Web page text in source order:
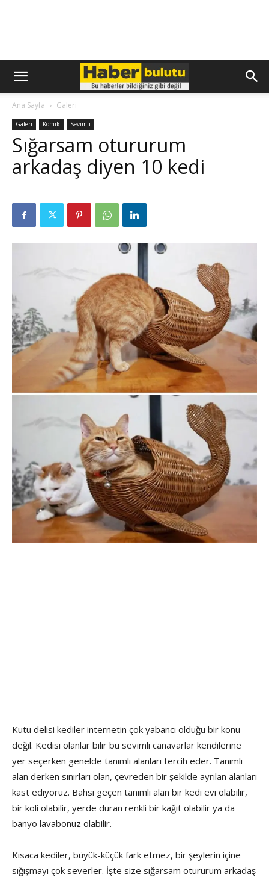
Ana Sayfa Galeri
Galeri Komik Sevimli
Sığarsam otururum
arkadaş diyen 10 kedi
Kutu delisi kediler internetin çok yabancı olduğu bir konu
değil. Kedisi olanlar bilir bu sevimli canavarlar kendilerine
yer seçerken genelde tanımlı alanları tercih eder. Tanımlı
alan derken sınırları olan, çevreden bir şekilde ayrılan alanları
kast ediyoruz. Bahsi geçen tanımlı alan bir kedi evi olabilir,
bir koli olabilir, yerde duran renkli bir kağıt olabilir ya da
banyo lavabonuz olabilir.
Kısaca kediler, büyük-küçük fark etmez, bir şeylerin içine
sığışmayı çok severler. İşte size sığarsam otururum arkadaş